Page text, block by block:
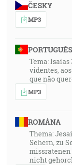
ČESKY
MP3
PORTUGUÊS
Tema: Isaías
videntes,
que não
MP3
ROMÂNA
Thema:
Sehern, zu
missratenen
nicht